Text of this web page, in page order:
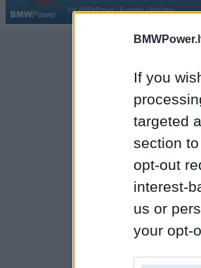
If you
targeted
section
opt-out
interest-
us or
your opt-
Par BMWPower|Kontakti|Reklāma